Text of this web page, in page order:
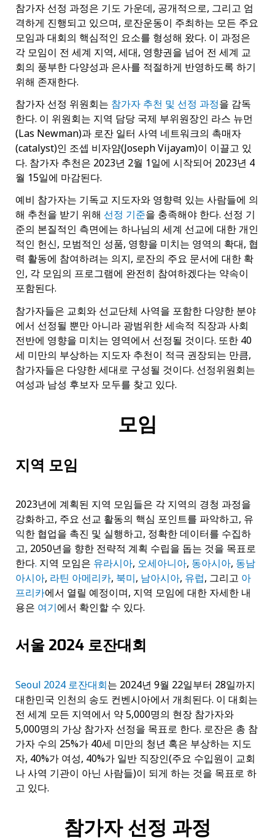
참가자 선정 과정은 기도 가운데, 공개적으로, 그리고 엄
격하게 진행되고 있으며, 로잔운동이 주최하는 모든 주요
모임과 대회의 핵심적인 요소를 형성해 왔다. 이 과정은
각 모임이 전 세계 지역, 세대, 영향권을 넘어 전 세계 교
회의 풍부한 다양성과 은사를 적절하게 반영하도록 하기
위해 존재한다.
참가자 선정 위원회는 참가자 추천 및 선정 과정을 감독
한다. 이 위원회는 지역 담당 국제 부위원장인 라스 뉴먼
(Las Newman)과 로잔 일터 사역 네트워크의 촉매자
(catalyst)인 조셉 비자얌(Joseph Vijayam)이 이끌고 있
다. 참가자 추천은 2023년 2월 1일에 시작되어 2023년 4
월 15일에 마감된다.
예비 참가자는 기독교 지도자와 영향력 있는 사람들에 의
해 추천을 받기 위해 선정 기준을 충족해야 한다. 선정 기
준의 본질적인 측면에는 하나님의 세계 선교에 대한 개인
적인 헌신, 모범적인 성품, 영향을 미치는 영역의 확대, 협
력 활동에 참여하려는 의지, 로잔의 주요 문서에 대한 확
인, 각 모임의 프로그램에 완전히 참여하겠다는 약속이
포함된다.
참가자들은 교회와 선교단체 사역을 포함한 다양한 분야
에서 선정될 뿐만 아니라 광범위한 세속적 직장과 사회
전반에 영향을 미치는 영역에서 선정될 것이다. 또한 40
세 미만의 부상하는 지도자 추천이 적극 권장되는 만큼,
참가자들은 다양한 세대로 구성될 것이다. 선정위원회는
여성과 남성 후보자 모두를 찾고 있다.
모임
지역 모임
2023년에 계획된 지역 모임들은 각 지역의 경청 과정을
강화하고, 주요 선교 활동의 핵심 포인트를 파악하고, 유
익한 협업을 촉진 및 실행하고, 정확한 데이터를 수집하
고, 2050년을 향한 전략적 계획 수립을 돕는 것을 목표로
한다. 지역 모임은 유라시아, 오세아니아, 동아시아, 동남
아시아, 라틴 아메리카, 북미, 남아시아, 유럽, 그리고 아
프리카에서 열릴 예정이며, 지역 모임에 대한 자세한 내
용은 여기에서 확인할 수 있다.
서울 2024 로잔대회
Seoul 2024 로잔대회는 2024년 9월 22일부터 28일까지
대한민국 인천의 송도 컨벤시아에서 개최된다. 이 대회는
전 세계 모든 지역에서 약 5,000명의 현장 참가자와
5,000명의 가상 참가자 선정을 목표로 한다. 로잔은 총 참
가자 수의 25%가 40세 미만의 청년 혹은 부상하는 지도
자, 40%가 여성, 40%가 일반 직장인(주요 수입원이 교회
나 사역 기관이 아닌 사람들)이 되게 하는 것을 목표로 하
고 있다.
참가자 선정 과정